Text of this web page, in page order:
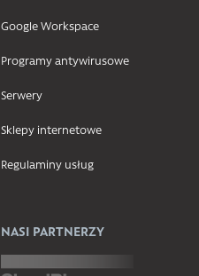
Google Workspace
Programy antywirusowe
Serwery
Sklepy internetowe
Regulaminy usług
NASI PARTNERZY